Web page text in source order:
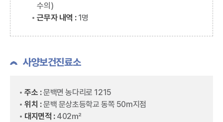
수의)
근무자 내역 : 1명
사양보건진료소
주소 :문백면 농다리로 1215
위치 :문백 문상초등학교 동쪽 50m지점
대지면적 : 402㎡